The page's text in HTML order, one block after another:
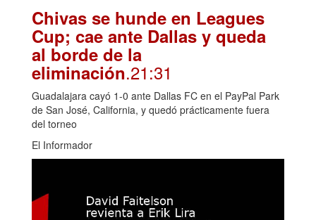
Chivas se hunde en Leagues
Cup; cae ante Dallas y queda
al borde de la
eliminación.21:31
Guadalajara cayó 1-0 ante Dallas FC en el PayPal Park
de San José, California, y quedó prácticamente fuera
del torneo
El Informador